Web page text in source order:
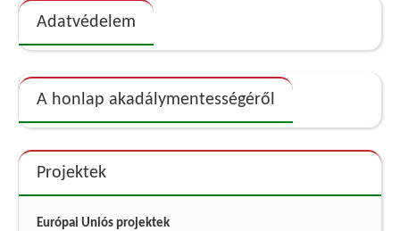
Adatvédelem
A honlap akadálymentességéről
Projektek
Európai Uniós projektek